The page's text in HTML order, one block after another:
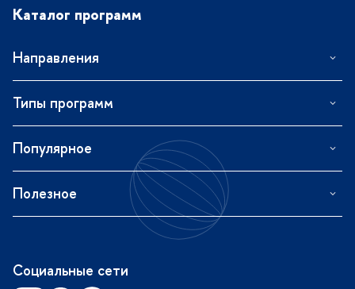
Каталог программ
Направления
Типы программ
Популярное
Полезное
Социальные сети